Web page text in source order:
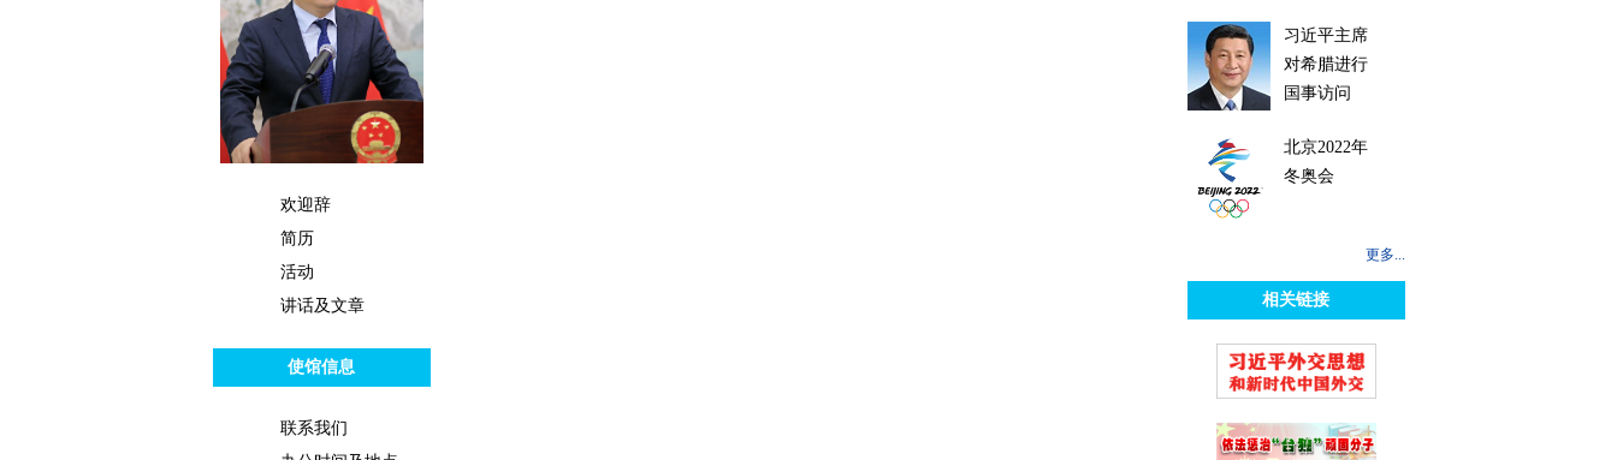
欢迎辞
简历
活动
讲话及文章
使馆信息
联系我们
习近平主席
对希腊进行
国事访问
北京2022年
冬奥会
更多...
相关链接